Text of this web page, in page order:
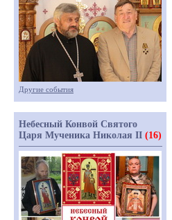
Другие события
Небесный Конвой Святого
Царя Мученика Николая II (16)